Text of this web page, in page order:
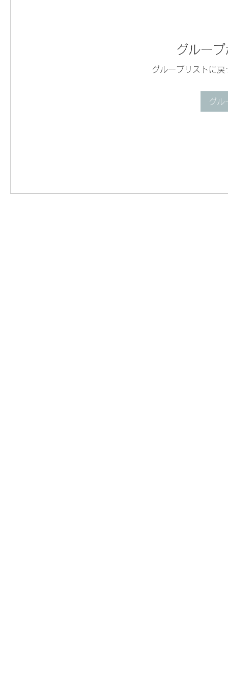
グルー
グループリストに
グル